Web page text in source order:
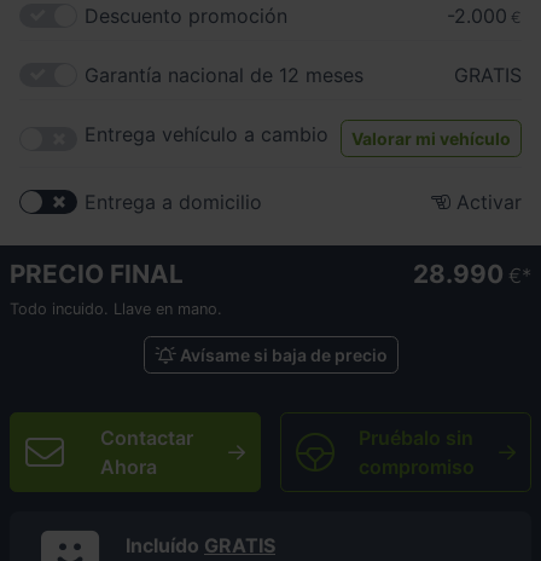
Descuento promoción -2.000 €
Garantía nacional de 12 meses GRATIS
Entrega vehículo a cambio Valorar mi vehículo
Entrega a domicilio Activar
PRECIO FINAL 28.990 €
Todo incuido. Llave en mano.
Avísame si baja de precio
Contactar
Ahora
Pruébalo sin
compromiso
Incluído GRATIS